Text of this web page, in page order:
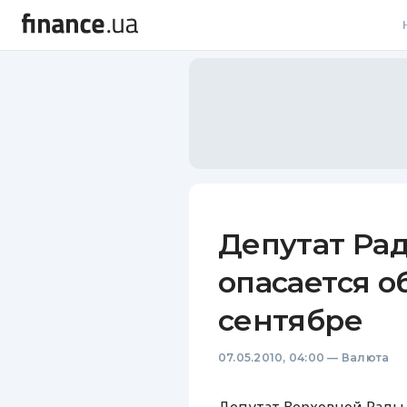
Депутат
опасается
сентябре
07.05.2010, 04:00 — Валюта